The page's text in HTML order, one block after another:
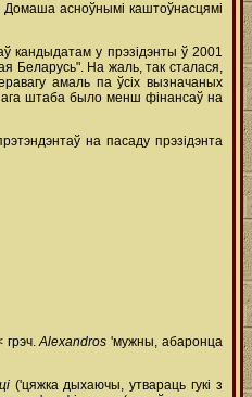
асноўнымі каштоўнасцямі
кандыдатам у прэзідэнты ў 2001
Беларусь". На жаль, так сталася,
амаль па ўсіх вызначаных
штаба было менш фінансаў на
на пасаду прэзідэнта
грэч.Alexandros 'мужны, абаронца
('цяжка дыхаючы, утвараць гукі з